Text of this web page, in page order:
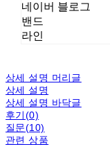
네이버 블로그
밴드
라인
상세 설명 머리글
상세 설명
상세 설명 바닥글
후기(0)
질문(10)
관련 상품